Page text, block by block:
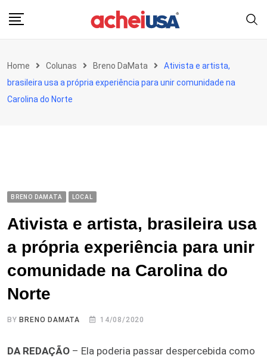
Home Colunas Breno DaMata
Ativista e artista,
brasileira usa a própria experiência para unir comunidade na
Carolina do Norte
BRENO DAMATA LOCAL
Ativista e artista, brasileira usa
a própria experiência para unir
comunidade na Carolina do
Norte
BYBRENO DAMATA 14/08/2020
DA REDAÇÃO – Ela poderia passar despercebida como